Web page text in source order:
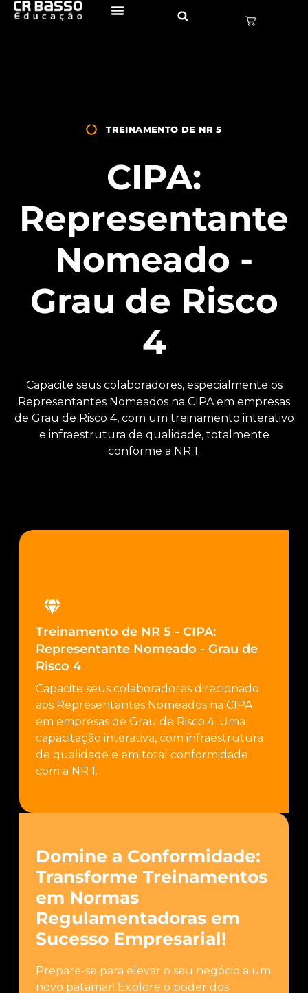
TREINAMENTO DE NR 5
CIPA:
Representante
Nomeado -
Grau de Risco
4
Capacite seus colaboradores, especialmente os
Representantes Nomeados na CIPA em empresas
de Grau de Risco 4, com um treinamento interativo
e infraestrutura de qualidade, totalmente
conforme a NR 1.
Treinamento de NR 5 - CIPA:
Representante Nomeado - Grau de
Risco 4
Capacite seus colaboradores direcionado
aos Representantes Nomeados na CIPA
em empresas de Grau de Risco 4. Uma
capacitação interativa, com infraestrutura
de qualidade e em total conformidade
com a NR 1.
Domine a Conformidade:
Transforme Treinamentos
em Normas
Regulamentadoras em
Sucesso Empresarial!
Prepare-se para elevar o seu negócio a um
novo patamar! Explore o poder dos